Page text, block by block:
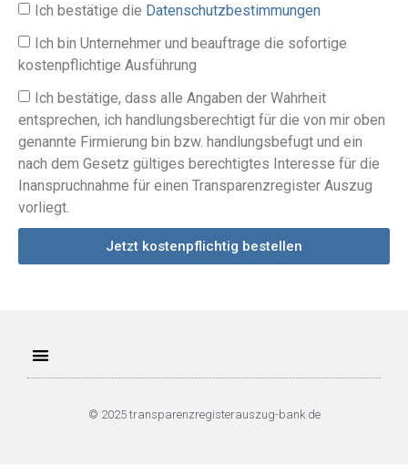
Ich bestätige die Datenschutzbestimmungen
Ich bin Unternehmer und beauftrage die sofortige
kostenpflichtige Ausführung
Ich bestätige, dass alle Angaben der Wahrheit
entsprechen, ich handlungsberechtigt für die von mir oben
genannte Firmierung bin bzw. handlungsbefugt und ein
nach dem Gesetz gültiges berechtigtes Interesse für die
Inanspruchnahme für einen Transparenzregister Auszug
vorliegt.
Jetzt kostenpflichtig bestellen
© 2025 transparenzregisterauszug-bank.de